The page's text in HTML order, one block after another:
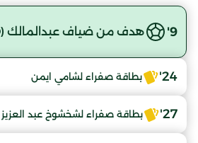
9' هدف من ضياف عبدالمالك (NRBD)
24' بطاقة صفراء لشامي ايمن
27' بطاقة صفراء لشخشوخ عبد العزيز